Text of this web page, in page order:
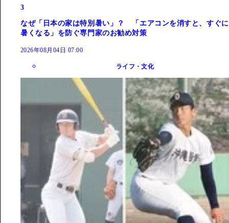
3
なぜ「日本の家は特別暑い」？ 「エアコンを消すと、すぐに
暑くなる」を防ぐ専門家のお勧め対策
2026年08月04日 07:00
ライフ・文化